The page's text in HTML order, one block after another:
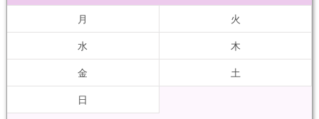
月 火
水 木
金 土
日